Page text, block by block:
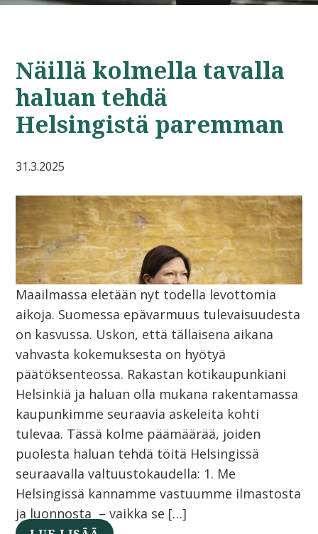
Näillä kolmella tavalla
haluan tehdä
Helsingistä paremman
31.3.2025
Maailmassa eletään nyt todella levottomia
aikoja. Suomessa epävarmuus tulevaisuudesta
on kasvussa. Uskon, että tällaisena aikana
vahvasta kokemuksesta on hyötyä
päätöksenteossa. Rakastan kotikaupunkiani
Helsinkiä ja haluan olla mukana rakentamassa
kaupunkimme seuraavia askeleita kohti
tulevaa. Tässä kolme päämäärää, joiden
puolesta haluan tehdä töitä Helsingissä
seuraavalla valtuustokaudella: 1. Me
Helsingissä kannamme vastuumme ilmastosta
ja luonnosta – vaikka se […]